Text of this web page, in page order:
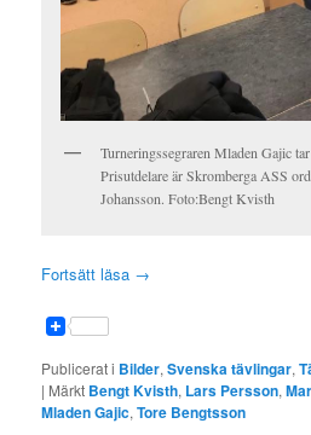
Turneringssegraren Mladen Gajic
Prisutdelare är Skromberga ASS
Johansson. Foto:Bengt Kvisth
Fortsätt läsa →
Publicerat i Bilder,Svenska tävlingar,
| Märkt Bengt Kvisth, Lars Persson,
Mladen Gajic,Tore Bengtsson